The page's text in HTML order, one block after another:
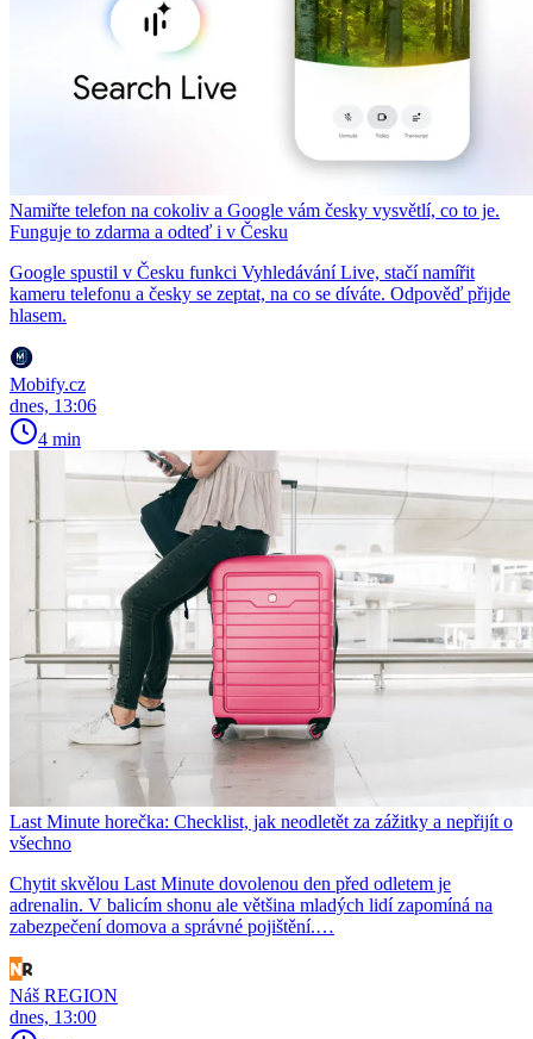
Namiřte telefon na cokoliv a Google vám česky vysvětlí, co to je.
Funguje to zdarma a odteď i v Česku
Google spustil v Česku funkci Vyhledávání Live, stačí namířit
kameru telefonu a česky se zeptat, na co se díváte. Odpověď přijde
hlasem.
Mobify.cz
dnes, 13:06
4 min
Last Minute horečka: Checklist, jak neodletět za zážitky a nepřijít o
všechno
Chytit skvělou Last Minute dovolenou den před odletem je
adrenalin. V balicím shonu ale většina mladých lidí zapomíná na
zabezpečení domova a správné pojištění.…
Náš REGION
dnes, 13:00